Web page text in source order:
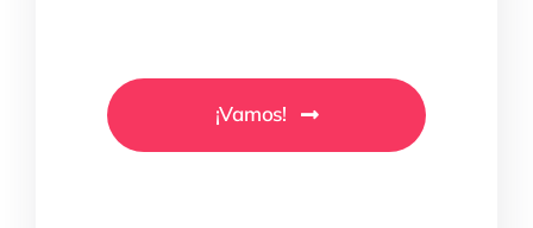
¡Vamos!